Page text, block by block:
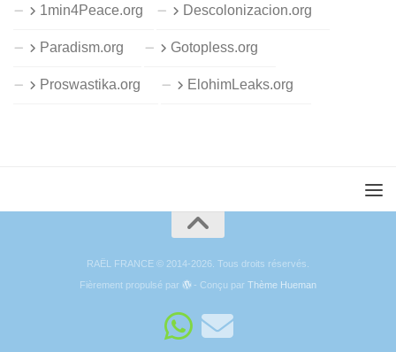
1min4Peace.org Descolonizacion.org
Paradism.org Gotopless.org
Proswastika.org ElohimLeaks.org
RAËL FRANCE © 2014-2026. Tous droits réservés.
Fièrement propulsé par
- Conçu parThème Hueman